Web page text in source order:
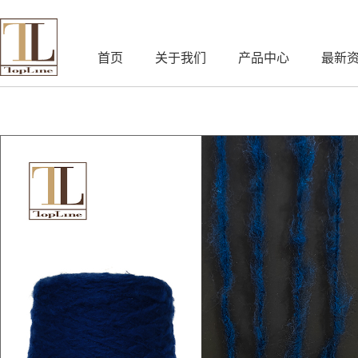
首页 关于我们 产品中心 最新